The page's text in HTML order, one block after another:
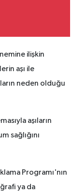
ilişkin
aşı ile
neden olduğu
aşıların
sağlığını
Programı'nın
ya da